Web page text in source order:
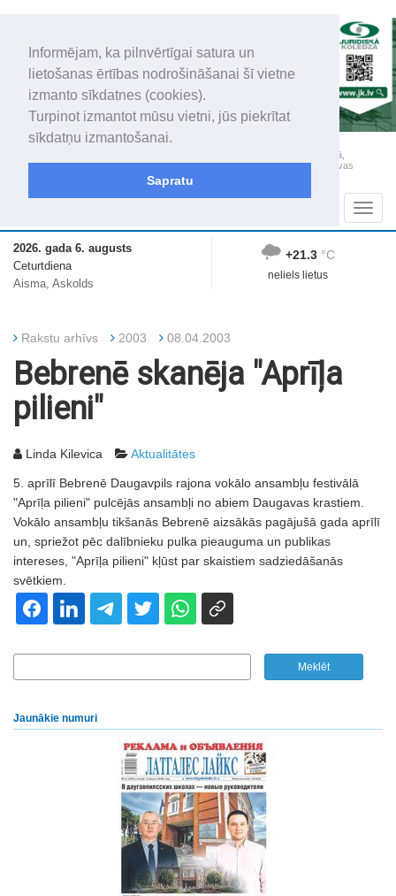
Informējam, ka pilnvērtīgai satura un
lietošanas ērtības nodrošināšanai šī vietne
izmanto sīkdatnes (cookies).
Turpinot izmantot mūsu vietni, jūs piekrītat
sīkdatņu izmantošanai.
Sapratu
„Latgales Laiks” iznāk latviešu un krievu valodās visā Dienvidlatgalē un Sēlijā,
„Latgales Laiks” latviešu valodā aptver Daugavpils valstspilsētu, Augšdaugavas
novadu un apkārtējos novadus un pilsētas.
2026. gada 6. augusts
Ceturtdiena
Aisma, Askolds
+21.3 °C
neliels lietus
Rakstu arhīvs 2003 08.04.2003
Bebrenē skanēja "Aprīļa
pilieni"
Linda Kilevica Aktualitātes
5. aprīlī Bebrenē Daugavpils rajona vokālo ansambļu festivālā
"Aprīļa pilieni" pulcējās ansambļi no abiem Daugavas krastiem.
Vokālo ansambļu tikšanās Bebrenē aizsākās pagājušā gada aprīlī
un, spriežot pēc dalībnieku pulka pieauguma un publikas
intereses, "Aprīļa pilieni" kļūst par skaistiem sadziedāšanās
svētkiem.
Jaunākie numuri